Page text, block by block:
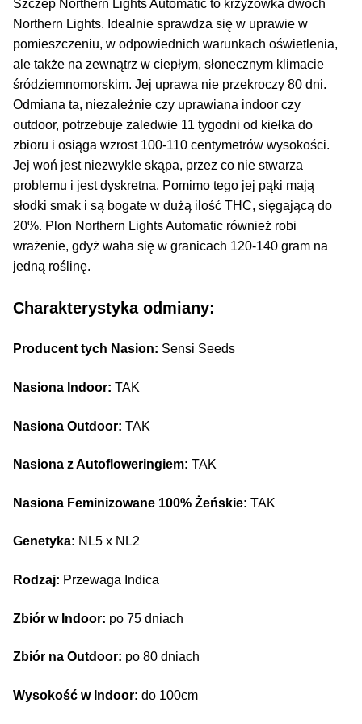
Informacje
Rozwiń
menu
Blog
Rozwiń
GRATIS
PROMOCJA 500 Plus
Harmonogram Outdoor
Formy i Koszt Wysyłki
Odbiór Osobisty
Kontakt
Szczep Northern Lights Automatic to krzyżówka dwóch
Northern Lights. Idealnie sprawdza się w uprawie w
pomieszczeniu, w odpowiednich warunkach oświetlenia,
ale także na zewnątrz w ciepłym, słonecznym klimacie
śródziemnomorskim. Jej uprawa nie przekroczy 80 dni.
Odmiana ta, niezależnie czy uprawiana indoor czy
outdoor, potrzebuje zaledwie 11 tygodni od kiełka do
zbioru i osiąga wzrost 100-110 centymetrów wysokości.
Jej woń jest niezwykle skąpa, przez co nie stwarza
problemu i jest dyskretna. Pomimo tego jej pąki mają
słodki smak i są bogate w dużą ilość THC, sięgającą do
20%. Plon Northern Lights Automatic również robi
wrażenie, gdyż waha się w granicach 120-140 gram na
jedną roślinę.
Charakterystyka odmiany:
Producent tych Nasion: Sensi Seeds
Nasiona Indoor: TAK
Nasiona Outdoor: TAK
Nasiona z Autofloweringiem: TAK
Nasiona Feminizowane 100% Żeńskie: TAK
Genetyka: NL5 x NL2
Rodzaj: Przewaga Indica
Zbiór w Indoor: po 75 dniach
Zbiór na Outdoor: po 80 dniach
Wysokość w Indoor: do 100cm